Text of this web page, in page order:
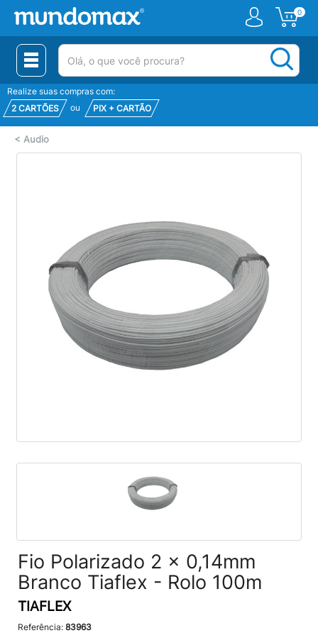
0
(pesquisar)
Realize suas compras com:
2 CARTÕES
ou PIX + CARTÃO
< Audio
Fio Polarizado 2 x 0,14mm
Branco Tiaflex - Rolo 100m
TIAFLEX
Referência: 83963